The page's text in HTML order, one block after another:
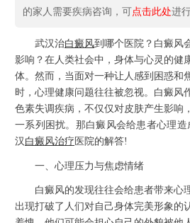
的家人需要疾病咨询，可点击此处进
武汉治白癜风到哪个医院？白癜风
影响？在人类社会中，身体与心灵的健
体。然而，当面对一种让人感到困惑和
时，心理健康问题往往被忽视。白癜风
色素失调疾病，不仅仅对皮肤产生影响
一系列困扰。那白癜风会给患者心理
汉 白癜风治疗 医院的解答!
一、心理压力与焦虑情绪
白癜风的发现往往会给患者带来心
出现打破了人们对自己身体完美形象的